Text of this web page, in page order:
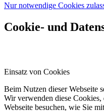
Nur notwendige Cookies
Cookie- und
Einsatz von Cookies
Beim Nutzen dieser Webseite
Wir verwenden diese
Webseite besuchen, wie Sie